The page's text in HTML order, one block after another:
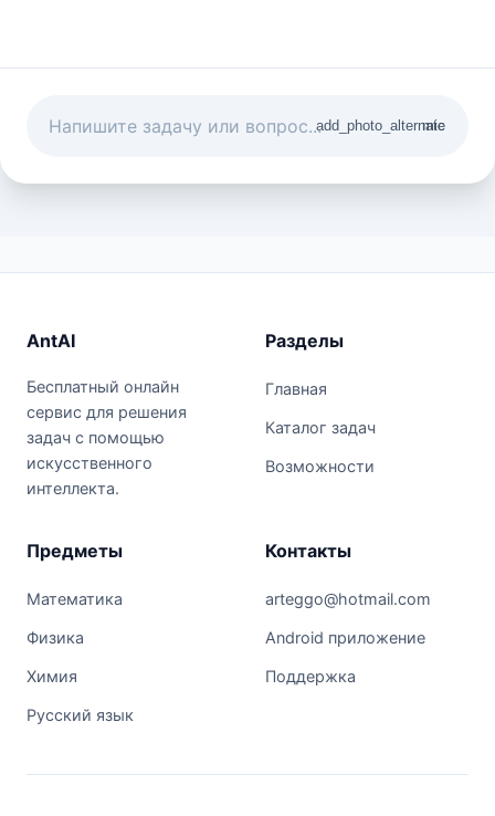
add_photo_alternate
mic
AntAI
Бесплатный онлайн
сервис для решения
задач с помощью
искусственного
интеллекта.
Разделы
Главная
Каталог задач
Возможности
Предметы
Математика
Физика
Химия
Русский язык
Контакты
arteggo@hotmail.com
Android приложение
Поддержка